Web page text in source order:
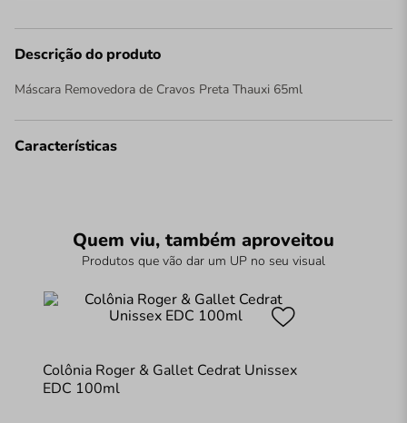
Descrição do produto
Máscara Removedora de Cravos Preta Thauxi 65ml
Características
Quem viu, também aproveitou
Produtos que vão dar um UP no seu visual
Colônia Roger & Gallet Cedrat Unissex
EDC 100ml